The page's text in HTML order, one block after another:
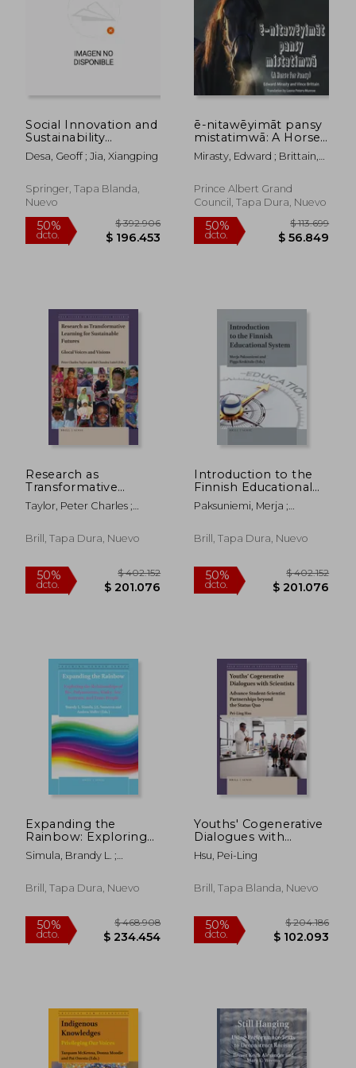
dcto. $ 81.435
50%
$ 90.498
50%
dcto.
Social Innovation and
Sustainability
Transition (en Inglés)
Desa, Geoff ; Jia, Xiangping
Springer, Tapa Blanda,
Nuevo
ē-nitawēyimāt pansy
mistatimwā: A Horse
for Pansy Cree
Version (en Cree)
Mirasty, Edward ; Brittain,
Leona
Prince Albert Grand
Council, Tapa Dura, Nuevo
Research as
Transformative
Learning for
Sustainable Futures:
Visions (en Inglés)
Taylor, Peter Charles ;
Brill, Tapa Dura, Nuevo
Introduction to the
Finnish Educational
System (en Inglés)
Paksuniemi, Merja ;
Brill, Tapa Dura, Nuevo
Expanding the
Rainbow: Exploring
the Relationships of
Bi+, Polyamorous,
and Trans People (en
Simula, Brandy L. ;
Andrea
Brill, Tapa Dura, Nuevo
Youths' Cogenerative
Dialogues with
Scientists: Advance
Student-Scientist
the Status Quo (en
Hsu, Pei-Ling
Brill, Tapa Blanda, Nuevo